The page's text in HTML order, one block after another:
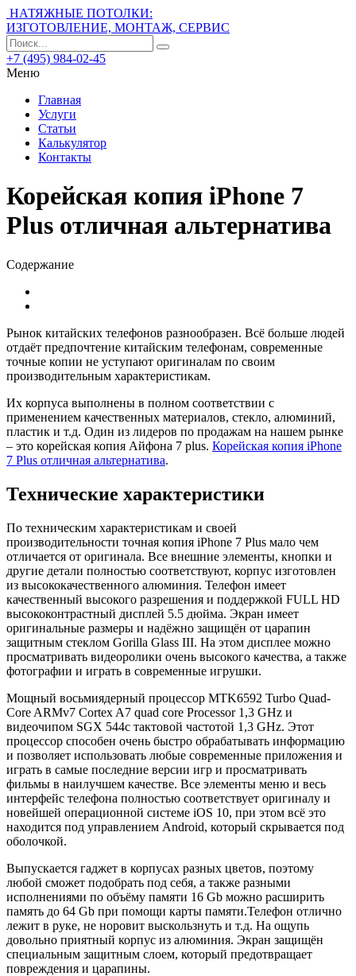
НАТЯЖНЫЕ ПОТОЛКИ:
ИЗГОТОВЛЕНИЕ, МОНТАЖ, СЕРВИС
+7 (495) 984-02-45
Меню
Главная
Услуги
Статьи
Калькулятор
Контакты
Корейская копия iPhone 7
Plus отличная альтернатива
Содержание
Рынок китайских телефонов разнообразен. Всё больше людей
отдаёт предпочтение китайским телефонам, современные
точные копии не уступают оригиналам по своим
производительным характеристикам.
Их корпуса выполнены в полном соответствии с
применением качественных материалов, стекло, алюминий,
пластик и т.д. Один из лидеров по продажам на нашем рынке
– это корейская копия Айфона 7 plus. Корейская копия iPhone
7 Plus отличная альтернатива.
Технические характеристики
По техническим характеристикам и своей
производительности точная копия iPhone 7 Plus мало чем
отличается от оригинала. Все внешние элементы, кнопки и
другие детали полностью соответствуют, корпус изготовлен
из высококачественного алюминия. Телефон имеет
качественный высокого разрешения и поддержкой FULL HD
высококонтрастный дисплей 5.5 дюйма. Экран имеет
оригинальные размеры и надёжно защищён от царапин
защитным стеклом Gorilla Glass III. На этом дисплее можно
просматривать видеоролики очень высокого качества, а также
фотографии и играть в современные игрушки.
Мощный восьмиядерный процессор MTK6592 Turbo Quad-
Core ARMv7 Cortex A7 quad core Processor 1,3 GHz и
видеочипом SGX 544с тактовой частотой 1,3 GHz. Этот
процессор способен очень быстро обрабатывать информацию
и позволяет использовать любые современные приложения и
играть в самые последние версии игр и просматривать
фильмы в наилучшем качестве. Все элементы меню и весь
интерфейс телефона полностью соответствует оригиналу и
новейшей операционной системе iOS 10, при этом всё это
находится под управлением Android, который скрывается под
оболочкой.
Выпускается гаджет в корпусах разных цветов, поэтому
любой сможет подобрать под себя, а также разными
исполнениями по объёму памяти 16 Gb можно расширить
память до 64 Gb при помощи карты памяти.Телефон отлично
лежит в руке, не норовит выскользнуть и т.д. На ощупь
довольно приятный корпус из алюминия. Экран защищён
специальным защитным слоем, который предотвращает
повреждения и царапины.